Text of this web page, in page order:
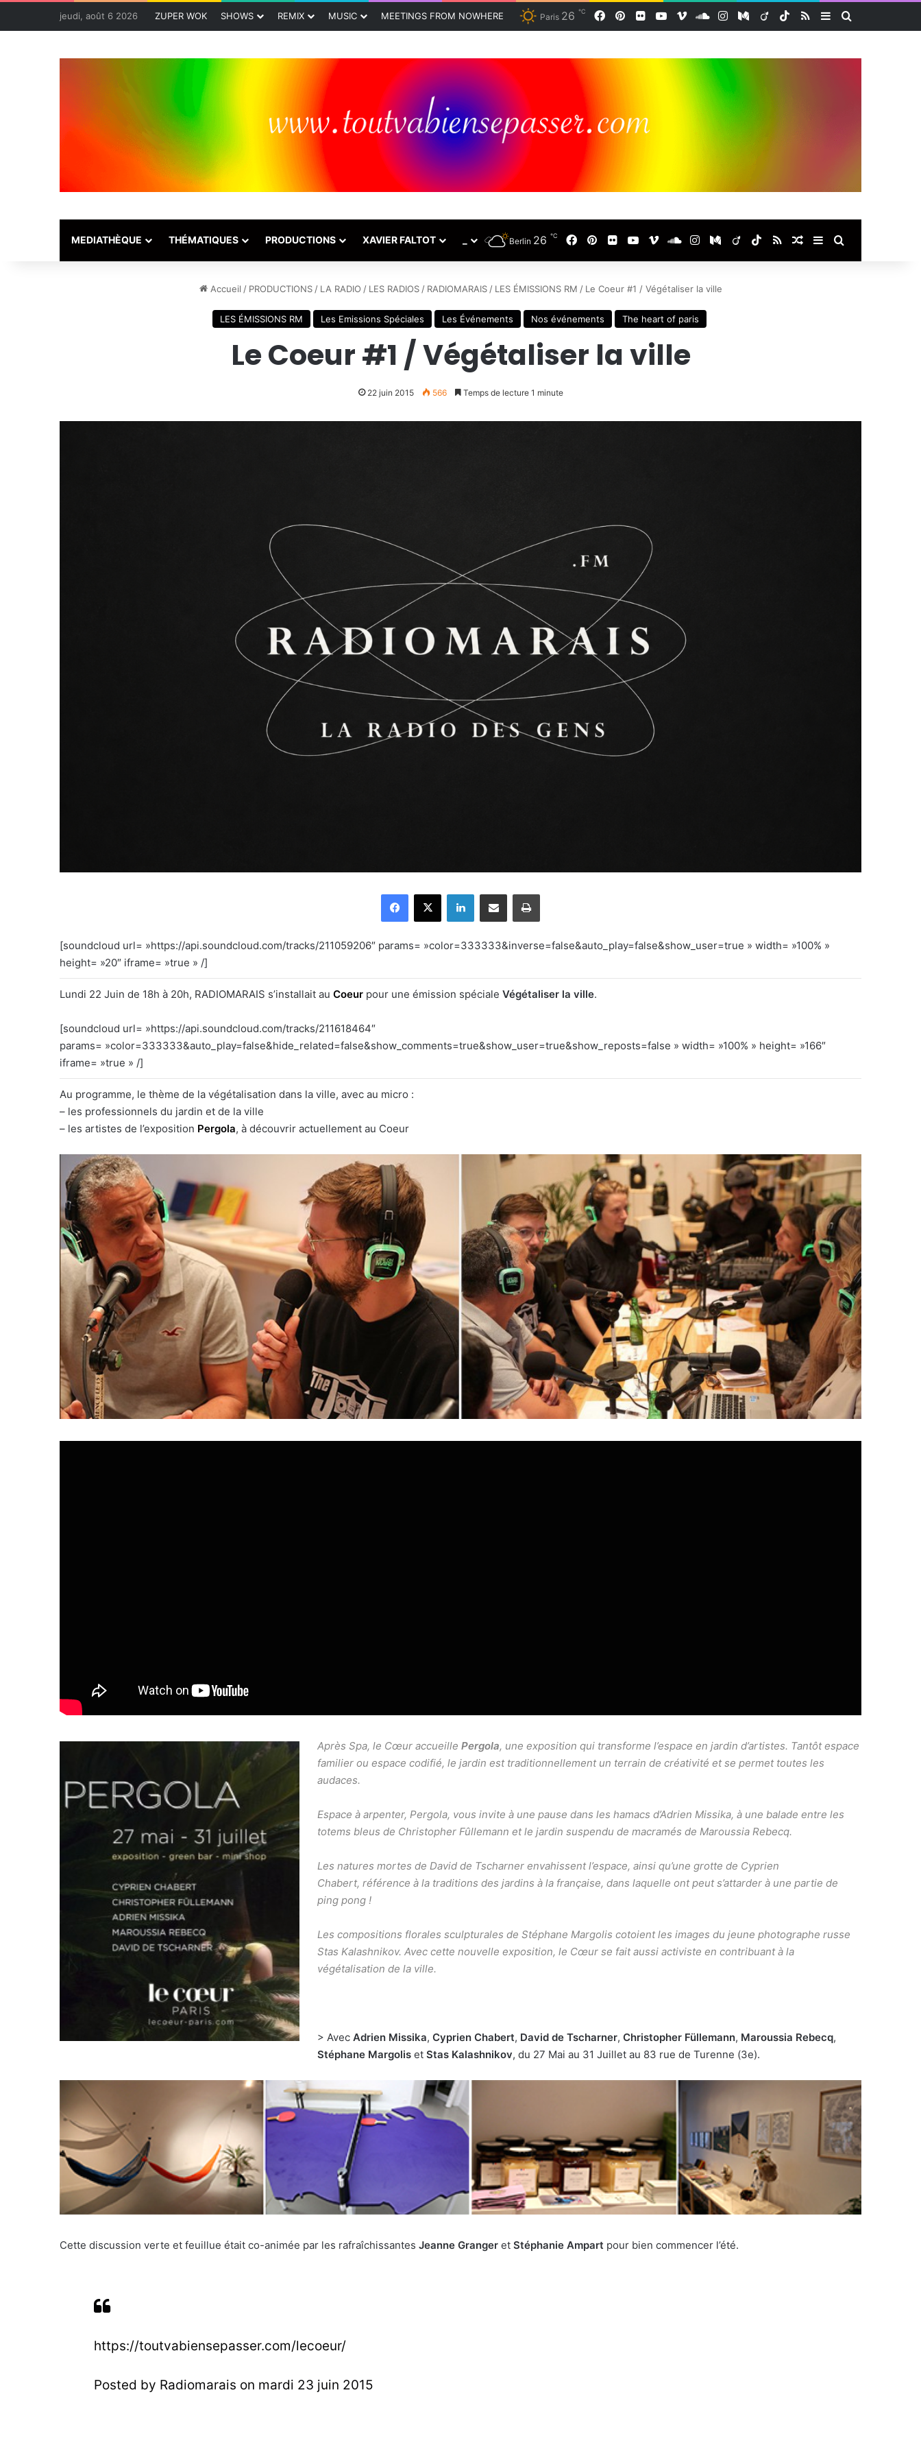
jeudi, août 6 2026 ZUPER WOK SHOWS REMIX MUSIC MEETINGS FROM NOWHERE Paris 26 ℃ Facebook
Pinterest
Flickr YouTube
VimeoSoundCloud
InstagramMedium
ViadeoTikTok
RSS Sidebar (barre
MEDIATHÈQUE THÉMATIQUES PRODUCTIONS XAVIER FALTOT Berlin 26 ℃ Facebook
Pinterest
Flickr YouTube
VimeoSoundCloud
InstagramMedium
ViadeoTikTok
RSS Article Aléatoire
Sidebar (barre
Accueil / PRODUCTIONS / LA RADIO / LES RADIOS / RADIOMARAIS / LES ÉMISSIONS RM / Le Coeur #1 / Végétaliser la ville
LES ÉMISSIONS RM Les Emissions Spéciales Les Événements Nos événements The heart of paris
Le Coeur #1 / Végétaliser la ville
22 juin 2015 566 Temps de lecture 1 minute
[soundcloud url= »https://api.soundcloud.com/tracks/211059206″ params= »color=333333&inverse=false&auto_play=false&show_user=true » width= »100% »
height= »20″ iframe= »true » /]
Lundi 22 Juin de 18h à 20h, RADIOMARAIS s’installait au Coeur pour une émission spéciale Végétaliser la ville.
[soundcloud url= »https://api.soundcloud.com/tracks/211618464″
params= »color=333333&auto_play=false&hide_related=false&show_comments=true&show_user=true&show_reposts=false » width= »100% » height= »166″
iframe= »true » /]
Au programme, le thème de la végétalisation dans la ville, avec au micro :
– les professionnels du jardin et de la ville
– les artistes de l’exposition Pergola, à découvrir actuellement au Coeur
Après Spa, le Cœur accueillePergola, une exposition qui transforme l’espace en jardin d’artistes. Tantôt espace
familier ou espace codifié, le jardin est traditionnellement un terrain de créativité et se permet toutes les
audaces.
Espace à arpenter, Pergola, vous invite à une pause dans les hamacs d’Adrien Missika, à une balade entre les
totems bleus de Christopher Fûllemann et le jardin suspendu de macramés de Maroussia Rebecq.
Les natures mortes de David de Tscharner envahissent l’espace, ainsi qu’une grotte de Cyprien
Chabert, référence à la traditions des jardins à la française, dans laquelle ont peut s’attarder à une partie de
ping pong !
Les compositions florales sculpturales de Stéphane Margolis cotoient les images du jeune photographe russe
Stas Kalashnikov. Avec cette nouvelle exposition, le Cœur se fait aussi activiste en contribuant à la
végétalisation de la ville.
> AvecAdrien Missika,Cyprien Chabert, David de Tscharner,Christopher Füllemann, Maroussia Rebecq,
Stéphane Margolis etStas Kalashnikov, du 27 Mai au 31 Juillet au 83 rue de Turenne (3e).
Cette discussion verte et feuillue était co-animée par les rafraîchissantes Jeanne Granger et Stéphanie Ampart pour bien commencer l’été.
https://toutvabiensepasser.com/lecoeur/
Posted by Radiomarais on mardi 23 juin 2015